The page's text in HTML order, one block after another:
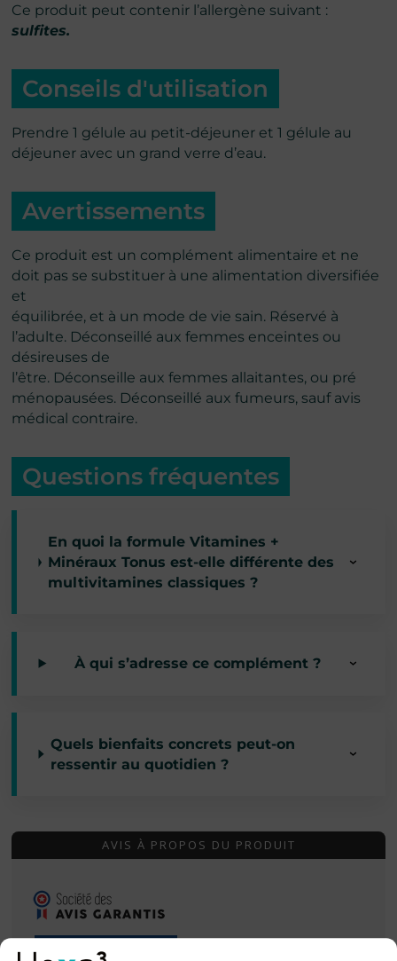
Ce produit peut contenir l’allergène suivant :
sulfites.
Conseils d'utilisation
Prendre 1 gélule au petit-déjeuner et 1 gélule au
déjeuner avec un grand verre d’eau.
Avertissements
Ce produit est un complément alimentaire et ne
doit pas se substituer à une alimentation diversifiée
et
équilibrée, et à un mode de vie sain. Réservé à
l’adulte. Déconseillé aux femmes enceintes ou
désireuses de
l’être. Déconseille aux femmes allaitantes, ou pré
ménopausées. Déconseillé aux fumeurs, sauf avis
médical contraire.
Questions fréquentes
En quoi la formule Vitamines +
Minéraux Tonus est-elle différente des
multivitamines classiques ?
À qui s’adresse ce complément ?
Quels bienfaits concrets peut-on
ressentir au quotidien ?
AVIS À PROPOS DU PRODUIT